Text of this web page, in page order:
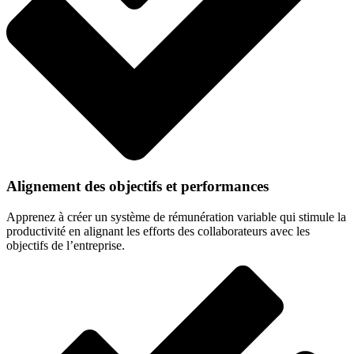
Alignement des objectifs et performances
Apprenez à créer un système de rémunération variable qui stimule la
productivité en alignant les efforts des collaborateurs avec les
objectifs de l’entreprise.